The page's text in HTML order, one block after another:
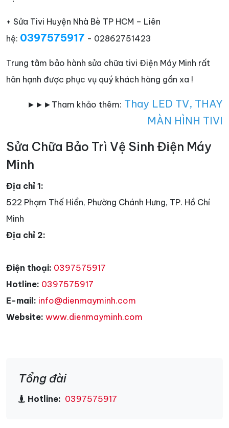
+ Sửa Tivi Huyện Nhà Bè TP HCM – Liên
hệ: 0397575917 - 02862751423
Trung tâm bảo hành sửa chữa tivi Điện Máy Minh rất
hân hạnh được phục vụ quý khách hàng gần xa !
►►►Tham khảo thêm: Thay LED TV, THAY
MÀN HÌNH TIVI
Sửa Chữa Bảo Trì Vệ Sinh Điện Máy
Minh
Địa chỉ 1:
522 Phạm Thế Hiển, Phường Chánh Hưng, TP. Hồ Chí
Minh
Địa chỉ 2:
Điện thoại: 0397575917
Hotline: 0397575917
E-mail: info@dienmayminh.com
Website: www.dienmayminh.com
Tổng đài
Hotline: 0397575917